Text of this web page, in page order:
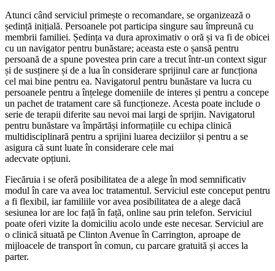
Atunci când serviciul primește o recomandare, se organizează o
ședință inițială. Persoanele pot participa singure sau împreună cu
membrii familiei. Ședința va dura aproximativ o oră și va fi de obicei
cu un navigator pentru bunăstare; aceasta este o șansă pentru
persoană de a spune povestea prin care a trecut într-un context sigur
și de susținere și de a lua în considerare sprijinul care ar funcționa
cel mai bine pentru ea. Navigatorul pentru bunăstare va lucra cu
persoanele pentru a înțelege domeniile de interes și pentru a concepe
un pachet de tratament care să funcționeze. Acesta poate include o
serie de terapii diferite sau nevoi mai largi de sprijin. Navigatorul
pentru bunăstare va împărtăși informațiile cu echipa clinică
multidisciplinară pentru a sprijini luarea deciziilor și pentru a se
asigura că sunt luate în considerare cele mai
adecvate opțiuni.
Fiecăruia i se oferă posibilitatea de a alege în mod semnificativ
modul în care va avea loc tratamentul. Serviciul este conceput pentru
a fi flexibil, iar familiile vor avea posibilitatea de a alege dacă
sesiunea lor are loc față în față, online sau prin telefon. Serviciul
poate oferi vizite la domiciliu acolo unde este necesar. Serviciul are
o clinică situată pe Clinton Avenue în Carrington, aproape de
mijloacele de transport în comun, cu parcare gratuită și acces la
parter.